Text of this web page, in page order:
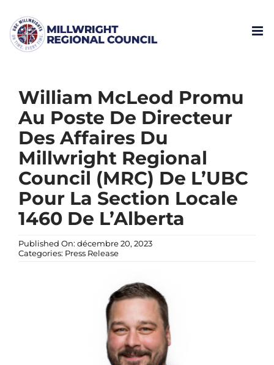
content
William McLeod Promu
Au Poste De Directeur
Des Affaires Du
Millwright Regional
Council (MRC) De L’UBC
Pour La Section Locale
1460 De L’Alberta
Published On: décembre 20, 2023
Categories: Press Release